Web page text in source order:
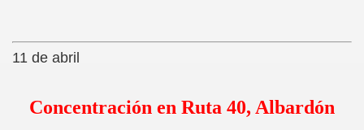
11 de abril
Concentración en Ruta 40, Albardón